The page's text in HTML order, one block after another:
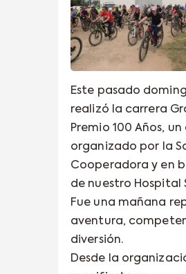
Este pasado
realizó la carrera
Premio 100 Años,
organizado por la
Cooperadora y en
de nuestro Hospital
Fue una mañana
aventura,
diversión.
Desde la